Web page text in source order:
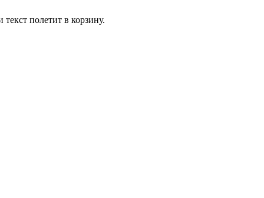
полетит в корзину.